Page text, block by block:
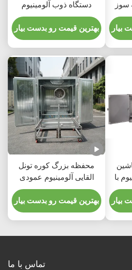
بیار
دستگاه ذوب آلومینیوم
القایی
بهترین قیمت رو بدست بیار
با
بیار
محفظه بزرگ کوره تونل
القایی آلومینیوم عمودی
بهترین قیمت رو بدست بیار
تماس با ما